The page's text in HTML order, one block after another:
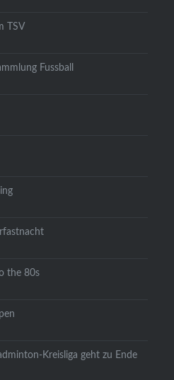
TSV
Fussball
the 80s
Kreisliga geht zu Ende